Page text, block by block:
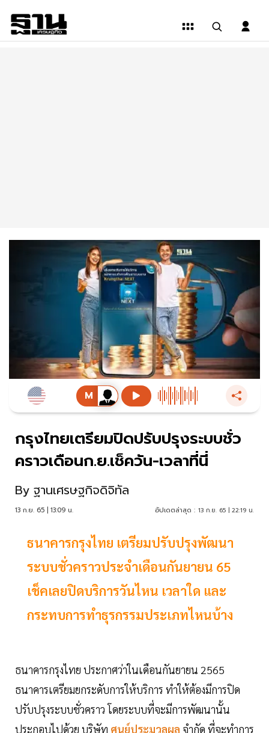
กรุงไทยเตรียมปิดปรับปรุงระบบชั่ว
คราวเดือนก.ย.เช็ควัน-เวลาที่นี่
By ฐานเศรษฐกิจดิจิทัล
13 ก.ย. 65 | 13:09 น. อัปเดตล่าสุด : 13 ก.ย. 65 | 22:19 น.
ธนาคารกรุงไทย เตรียมปรับปรุงพัฒนา
ระบบชั่วคราวประจำเดือนกันยายน 65
เช็คเลยปิดบริการวันไหน เวลาใด และ
กระทบการทำธุรกรรมประเภทไหนบ้าง
ธนาคารกรุงไทย ประกาศว่าในเดือนกันยายน 2565
ธนาคารเตรียมยกระดับการให้บริการ ทำให้ต้องมีการปิด
ปรับปรุงระบบชั่วคราว โดยระบบที่จะมีการพัฒนานั้น
ประกอบไปด้วย บริษัท ศูนย์ประมวลผล จำกัด ที่จะทำการ